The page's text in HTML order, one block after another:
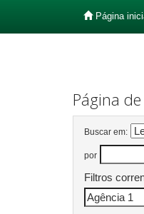
Página
Página
Buscar em:
por
Filtros